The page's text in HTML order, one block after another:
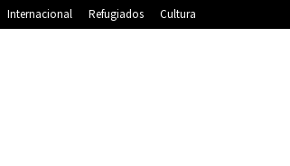
Internacional Refugiados Cultura